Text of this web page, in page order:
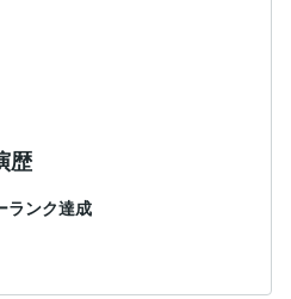
歴
ランク達成